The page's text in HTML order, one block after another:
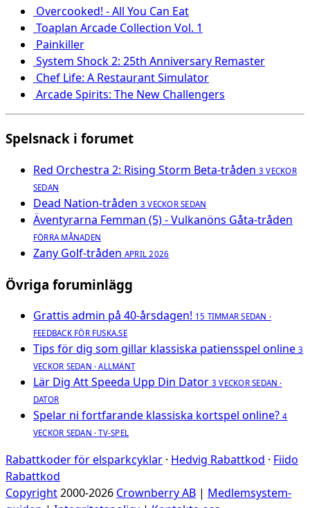
Overcooked! - All You Can Eat
Toaplan Arcade Collection Vol. 1
Painkiller
System Shock 2: 25th Anniversary Remaster
Chef Life: A Restaurant Simulator
Arcade Spirits: The New Challengers
Spelsnack i forumet
Red Orchestra 2: Rising Storm Beta-tråden 3 VECKOR
SEDAN
Dead Nation-tråden 3 VECKOR SEDAN
Äventyrarna Femman (5) - Vulkanöns Gåta-tråden
FÖRRA MÅNADEN
Zany Golf-tråden APRIL 2026
Övriga foruminlägg
Grattis admin på 40-årsdagen! 15 TIMMAR SEDAN ·
FEEDBACK FÖR FUSKA.SE
Tips för dig som gillar klassiska patiensspel online 3
VECKOR SEDAN · ALLMÄNT
Lär Dig Att Speeda Upp Din Dator 3 VECKOR SEDAN ·
DATOR
Spelar ni fortfarande klassiska kortspel online? 4
VECKOR SEDAN · TV-SPEL
Rabattkoder för elsparkcyklar · Hedvig Rabattkod · Fiido
Rabattkod
Copyright2000-2026 Crownberry AB | Medlemsystem-